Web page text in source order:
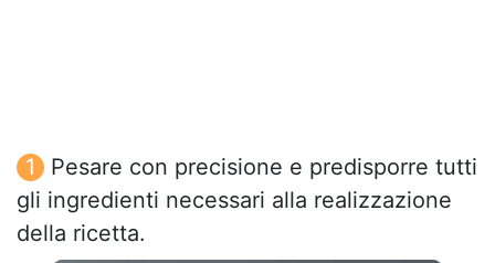
Pesare con precisione e predisporre tutti
gli ingredienti necessari alla realizzazione
della ricetta.